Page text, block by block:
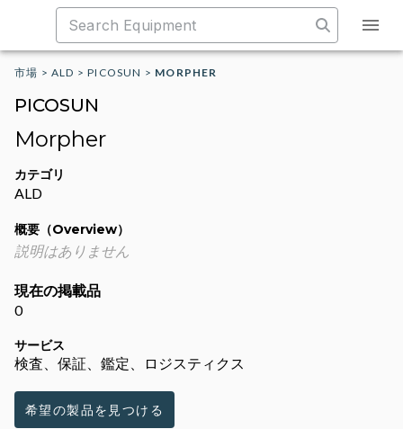
市場 >ALD >PICOSUN > MORPHER
PICOSUN
Morpher
カテゴリ
ALD
概要（Overview）
説明はありません
現在の掲載品
0
サービス
検査、保証、鑑定、ロジスティクス
希望の製品を見つける